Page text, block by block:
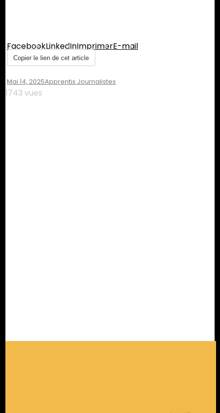
FacebookLinkedInImprimerE-mail
Copier le lien de cet article
Mai 14, 2025Apprentis Journalistes
1743 vues